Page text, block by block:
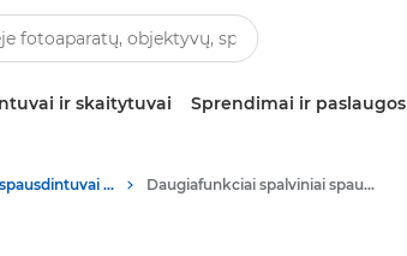
ir skaitytuvai Sprendimai ir paslaugos
Daugiafunkciai spausdintuvai – spausdintuvai „viskas viename“ Daugiafunkciai spalviniai spausdintuvai